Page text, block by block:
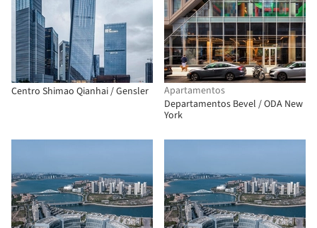
Centro Shimao Qianhai / Gensler
Apartamentos
Departamentos Bevel / ODA New
York